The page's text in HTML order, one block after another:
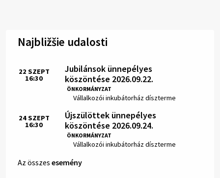
Najbližšie udalosti
Jubilánsok ünnepélyes
köszöntése 2026.09.22.
ÖNKORMÁNYZAT
Hely:
Vállalkozói inkubátorház díszterme
Idő:
22 SZEPT
16:30
Újszülöttek ünnepélyes
köszöntése 2026.09.24.
ÖNKORMÁNYZAT
Hely:
Vállalkozói inkubátorház díszterme
Idő:
24SZEPT
16:30
Az összes esemény